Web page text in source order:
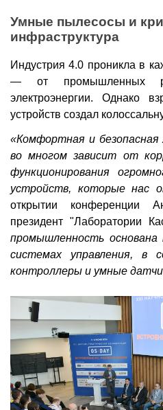
Умные пылесосы и
инфраструктура
Индустрия 4.0 проникла в
— от промышленных
электроэнергии. Однако
устройств создал
«Комфортная и
во многом зависит от
функционирования
устройств, которые нас
открытии конференции
президент "Лаборатории
промышленность
системах управления, в
контроллеры и умные